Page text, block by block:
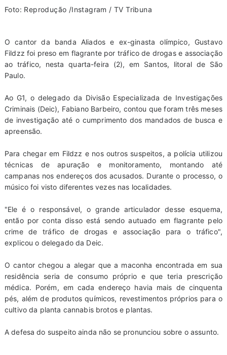
Foto: Reprodução /Instagram / TV Tribuna
O cantor da banda Aliados e ex-ginasta olímpico, Gustavo
Fildzz foi preso em flagrante por tráfico de drogas e associação
ao tráfico, nesta quarta-feira (2), em Santos, litoral de São
Paulo.
Ao G1, o delegado da Divisão Especializada de Investigações
Criminais (Deic), Fabiano Barbeiro, contou que foram três meses
de investigação até o cumprimento dos mandados de busca e
apreensão.
Para chegar em Fildzz e nos outros suspeitos, a polícia utilizou
técnicas de apuração e monitoramento, montando até
campanas nos endereços dos acusados. Durante o processo, o
músico foi visto diferentes vezes nas localidades.
"Ele é o responsável, o grande articulador desse esquema,
então por conta disso está sendo autuado em flagrante pelo
crime de tráfico de drogas e associação para o tráfico",
explicou o delegado da Deic.
O cantor chegou a alegar que a maconha encontrada em sua
residência seria de consumo próprio e que teria prescrição
médica. Porém, em cada endereço havia mais de cinquenta
pés, além de produtos químicos, revestimentos próprios para o
cultivo da planta cannabis brotos e plantas.
A defesa do suspeito ainda não se pronunciou sobre o assunto.